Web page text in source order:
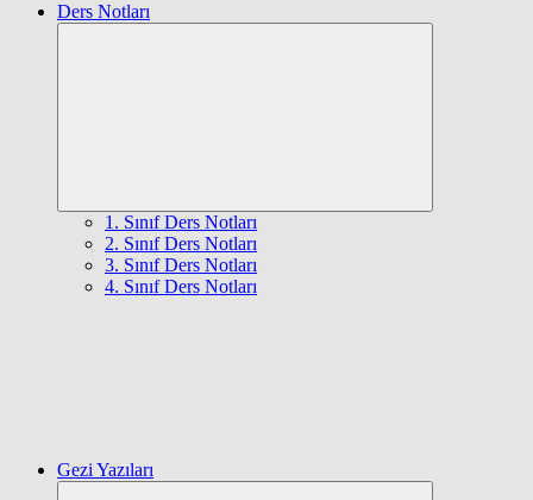
Ders Notları
1. Sınıf Ders Notları
2. Sınıf Ders Notları
3. Sınıf Ders Notları
4. Sınıf Ders Notları
Gezi Yazıları